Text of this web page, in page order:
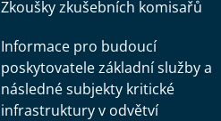
Zkoušky zkušebních komisařů
Informace pro budoucí
poskytovatele základní služby a
následné subjekty kritické
infrastruktury v odvětví